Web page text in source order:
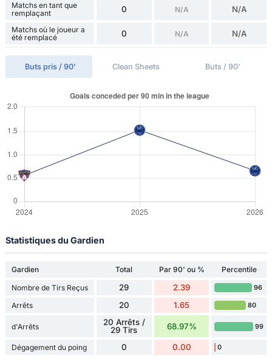
Matchs en tant que
remplaçant
0 N/A N/A
Matchs où le joueur a
été remplacé
0 N/A N/A
Buts pris / 90' Clean Sheets Buts / 90'
Statistiques du Gardien
Gardien Total Par 90' ou %
Percentile
Nombre de Tirs Reçus
29 2.39 96
Arrêts 20 1.65 80
d'Arrêts
20 Arrêts /
29 Tirs
68.97% 99
Dégagement du poing 0 0.00 0